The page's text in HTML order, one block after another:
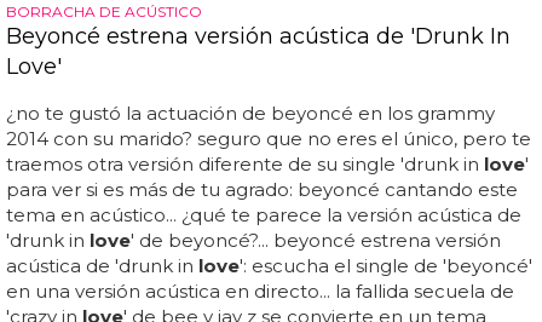
BORRACHA DE ACÚSTICO
Beyoncé estrena versión acústica de 'Drunk In
Love'
¿no te gustó la actuación de beyoncé en los grammy
2014 con su marido? seguro que no eres el único, pero te
traemos otra versión diferente de su single 'drunk in love'
para ver si es más de tu agrado: beyoncé cantando este
tema en acústico... ¿qué te parece la versión acústica de
'drunk in love' de beyoncé?... beyoncé estrena versión
acústica de 'drunk in love': escucha el single de 'beyoncé'
en una versión acústica en directo... la fallida secuela de
'crazy in love' de bee y jay z se convierte en un tema